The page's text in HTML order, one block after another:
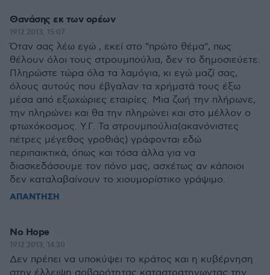
Θανάσης εκ των ορέων
19.12.2013, 15:07
Όταν σας λέω εγώ , εκεί στο "πρώτο θέμα", πως
θέλουν όλοι τους στρουμπούλια, δεν το δημοσιεύετε.
Πληρώστε τώρα όλα τα λαμόγια, κι εγώ μαζί σας,
όλους αυτούς που έβγαλαν τα χρήματά τους έξω
μέσα από εξωχώριες εταιρίες. Μια ζωή την πλήρωνε,
την πληρώνει και θα την πληρώνει και στο μέλλον ο
φτωχόκοσμος. Υ.Γ. Τα στρουμπούλια(ακανόνιστες
πέτρες μέγεθος γροθιάς) γράφονται εδώ
περιπαικτικά, όπως και τόσα άλλα για να
διασκεδάσουμε τον πόνο μας, ασχέτως αν κάποιοι
δεν καταλαβαίνουν το χιουμορίστικο γράψιμο.
ΑΠΑΝΤΗΣΗ
No Hope
19.12.2013, 14:30
Δεν πρέπει να υποκύψει το κράτος και η κυβέρνηση